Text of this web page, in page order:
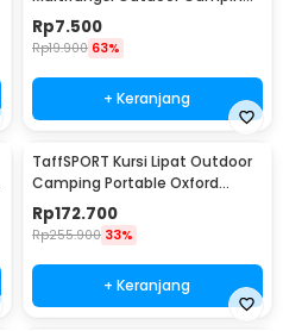
Spork EDC Tools - LX708
Rp7.500
Rp19.900 63%
+ Keranjang
TaffSPORT Kursi Lipat Outdoor
Camping Portable Oxford
Folding Chair Low - SF733
Rp172.700
Rp255.900 33%
+ Keranjang